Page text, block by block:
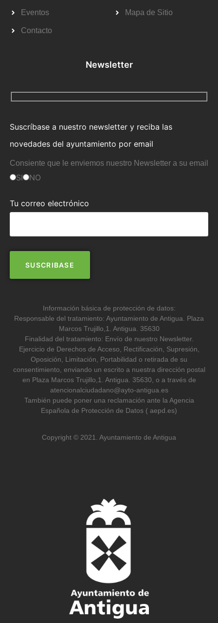
Eventos
Contacto
Mapa de Sitio
Newsletter
Suscríbase a nuestro newsletter y reciba las
novedades del ayuntamiento por email
Consiente que le enviemos nuestro Newsletter a su email
SI NO
Tu correo electrónico
Información básica de protección de datos:
Responsable del tratamiento: Ayuntamiento de Antigua. Plaza
Marcos Trujillo,1. Antigua. 35630
Finalidad del tratamiento: Envío de nuestro Newsletter.
Ejercicio de Derechos de Acceso, Rectificación, Supresión,
Oposición, Limitación, Portabilidad o retirada de su
consentimiento, enviando un escrito a nuestra dirección postal
en Plaza Marcos Trujillo,1. Antigua. 35630, o a través de
atencionalciudadano@ayto-antigua.es
También puede poner una reclamación ante la Agencia
Española de Protección de Datos ( aepd.es)
Copyright © 2021. Ayuntamiento de Antigua